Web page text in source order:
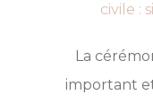
civile :
La
important